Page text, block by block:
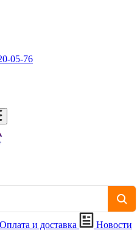
05-76
Оплата и доставка
Новости